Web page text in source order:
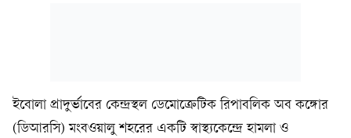
ইবোলা প্রাদুর্ভাবের কেন্দ্রস্থল ডেমোক্রেটিক রিপাবলিক অব কঙ্গোর
(ডিআরসি) মংবওয়ালু শহরের একটি স্বাস্থ্যকেন্দ্রে হামলা ও